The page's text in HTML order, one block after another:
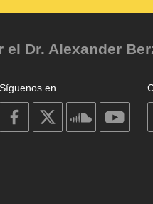
Dr. Alexander
Síguenos en
on
facebook
on
on
soundcloud